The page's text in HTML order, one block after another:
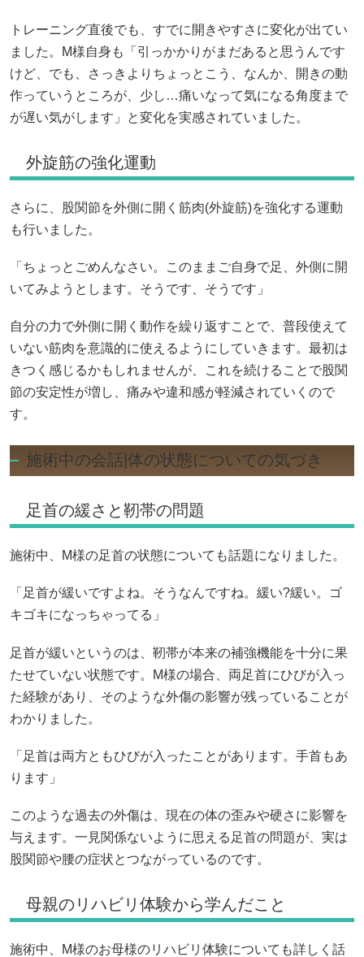
トレーニング直後でも、すでに開きやすさに変化が出てい
ました。M様自身も「引っかかりがまだあると思うんです
けど、でも、さっきよりちょっとこう、なんか、開きの動
作っていうところが、少し…痛いなって気になる角度まで
が遅い気がします」と変化を実感されていました。
外旋筋の強化運動
さらに、股関節を外側に開く筋肉(外旋筋)を強化する運動
も行いました。
「ちょっとごめんなさい。このままご自身で足、外側に開
いてみようとします。そうです、そうです」
自分の力で外側に開く動作を繰り返すことで、普段使えて
いない筋肉を意識的に使えるようにしていきます。最初は
きつく感じるかもしれませんが、これを続けることで股関
節の安定性が増し、痛みや違和感が軽減されていくので
す。
施術中の会話|体の状態についての気づき
足首の緩さと靭帯の問題
施術中、M様の足首の状態についても話題になりました。
「足首が緩いですよね。そうなんですね。緩い?緩い。ゴ
キゴキになっちゃってる」
足首が緩いというのは、靭帯が本来の補強機能を十分に果
たせていない状態です。M様の場合、両足首にひびが入っ
た経験があり、そのような外傷の影響が残っていることが
わかりました。
「足首は両方ともひびが入ったことがあります。手首もあ
ります」
このような過去の外傷は、現在の体の歪みや硬さに影響を
与えます。一見関係ないように思える足首の問題が、実は
股関節や腰の症状とつながっているのです。
母親のリハビリ体験から学んだこと
施術中、M様のお母様のリハビリ体験についても詳しく話